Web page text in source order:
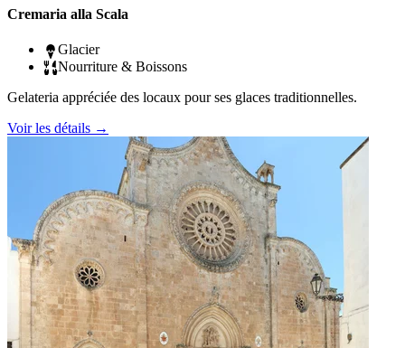
Cremaria alla Scala
Glacier
Nourriture & Boissons
Gelateria appréciée des locaux pour ses glaces traditionnelles.
Voir les détails →